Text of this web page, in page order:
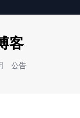
客
公告